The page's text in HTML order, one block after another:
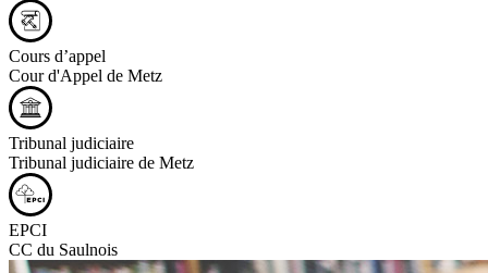
Cours d’appel
Cour d'Appel de Metz
Tribunal judiciaire
Tribunal judiciaire de Metz
EPCI
CC du Saulnois